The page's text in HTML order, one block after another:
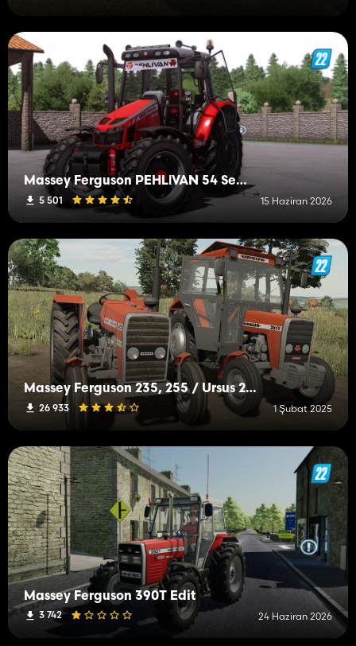
Massey Ferguson PEHLİVAN 54 Series
5 501 15 Haziran 2026
Massey Ferguson 235, 255 / Ursus 2812, 3512
26 933 1 Şubat 2025
Massey Ferguson 390T Edit
3 742 24 Haziran 2026